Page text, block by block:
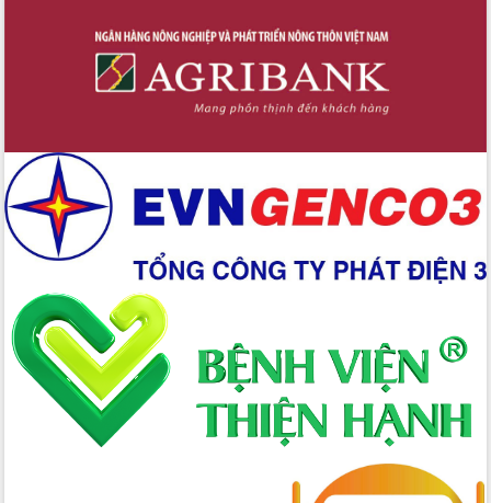
Bí thư Tỉnh ủy Lương Nguyễn Minh
Triết kiểm tra việc thực hiện chống
khẩu nông sản Việt Nam qua thương
mại điện tử cùng Amazon”
Đại hội Thi đua yêu nước tỉnh Đắk Lắk
lần thứ I (2025-2030)
Đồng chí Lương Nguyễn Minh Triết
được chỉ định làm Bí thư Tỉnh ủy Đắk
Lắk nhiệm kỳ 2025 – 2030
Tập trung triển khai các giải pháp sản
xuất nông nghiệp bền vững, phát thải
thấp
Tọa đàm kỷ niệm 95 năm Ngày thành
lập Hội Liên hiệp Phụ nữ Việt Nam
Đắk Lắk tổ chức Ngày hội Chuyển đổi